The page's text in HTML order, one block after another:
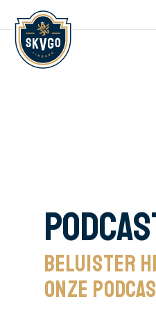
Beluister
onze